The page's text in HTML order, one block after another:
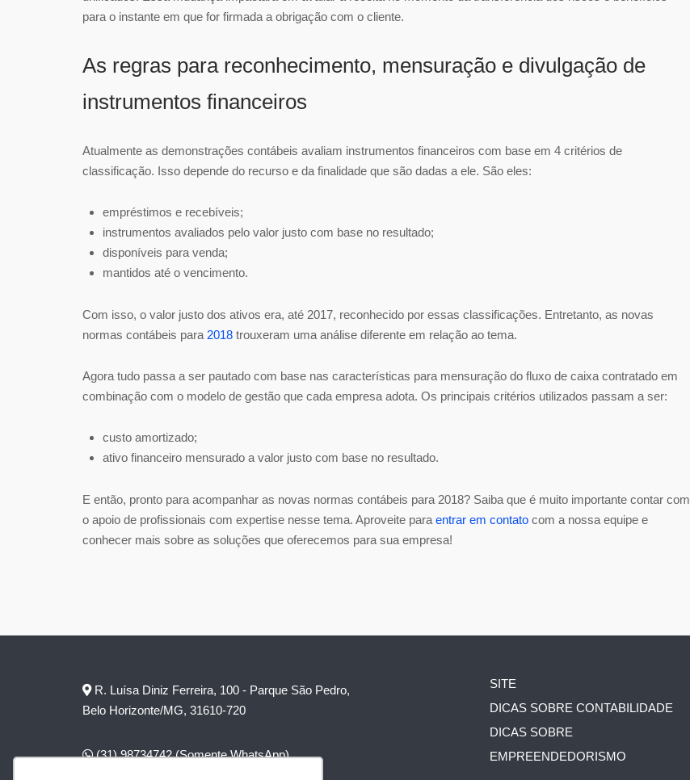
para o instante em que for firmada a obrigação com o cliente.
As regras para reconhecimento, mensuração e divulgação de
instrumentos financeiros
Atualmente as demonstrações contábeis avaliam instrumentos financeiros com base em 4 critérios de
classificação. Isso depende do recurso e da finalidade que são dadas a ele. São eles:
empréstimos e recebíveis;
instrumentos avaliados pelo valor justo com base no resultado;
disponíveis para venda;
mantidos até o vencimento.
Com isso, o valor justo dos ativos era, até 2017, reconhecido por essas classificações. Entretanto, as novas
normas contábeis para 2018 trouxeram uma análise diferente em relação ao tema.
Agora tudo passa a ser pautado com base nas características para mensuração do fluxo de caixa contratado em
combinação com o modelo de gestão que cada empresa adota. Os principais critérios utilizados passam a ser:
custo amortizado;
ativo financeiro mensurado a valor justo com base no resultado.
E então, pronto para acompanhar as novas normas contábeis para 2018? Saiba que é muito importante contar com
o apoio de profissionais com expertise nesse tema. Aproveite para entrar em contato com a nossa equipe e
conhecer mais sobre as soluções que oferecemos para sua empresa!
R. Luísa Diniz Ferreira, 100 - Parque São Pedro,
Belo Horizonte/MG, 31610-720
(31) 98734742(Somente WhatsApp)
SITE
DICAS SOBRE CONTABILIDADE
DICAS SOBRE
EMPREENDEDORISMO